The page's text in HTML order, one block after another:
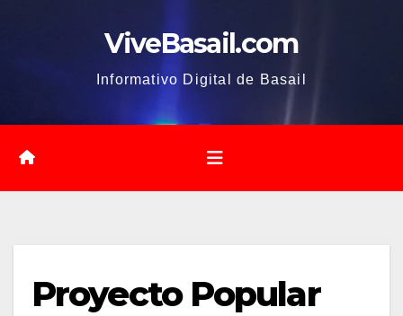
ViveBasail.com
Informativo Digital de Basail
Proyecto Popular